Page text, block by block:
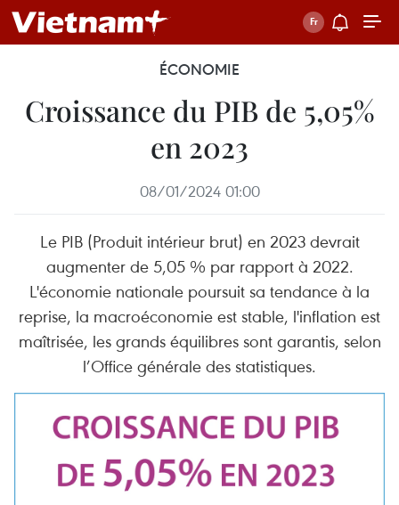
ÉCONOMIE
Croissance du PIB de 5,05%
en 2023
08/01/2024 01:00
Le PIB (Produit intérieur brut) en 2023 devrait
augmenter de 5,05 % par rapport à 2022.
L'économie nationale poursuit sa tendance à la
reprise, la macroéconomie est stable, l'inflation est
maîtrisée, les grands équilibres sont garantis, selon
l’Office générale des statistiques.